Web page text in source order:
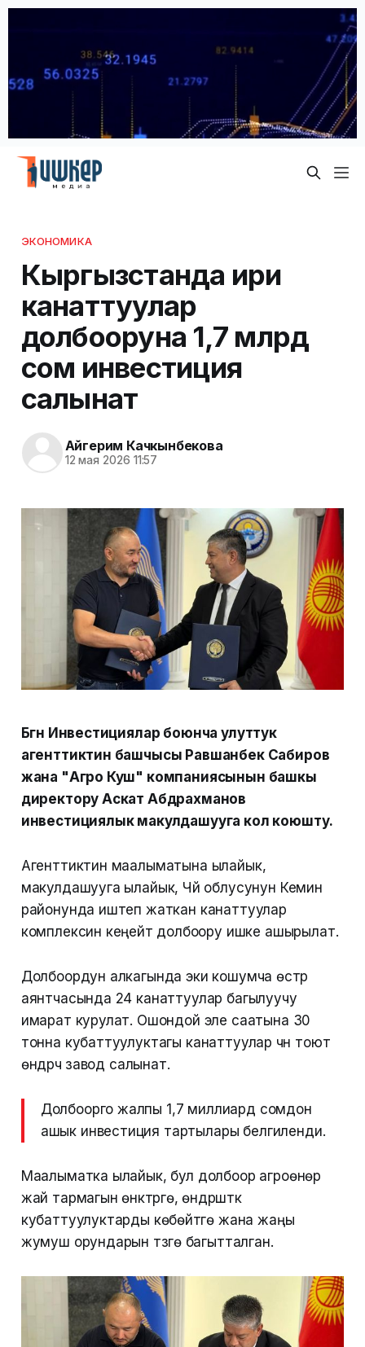
ЭКОНОМИКА
Кыргызстанда ири
канаттуулар
долбооруна 1,7 млрд
сом инвестиция
салынат
Айгерим Качкынбекова
12 мая 2026 11:57
Бүгүн Инвестициялар боюнча улуттук
агенттиктин башчысы Равшанбек Сабиров
жана "Агро Куш" компаниясынын башкы
директору Аскат Абдрахманов
инвестициялык макулдашууга кол коюшту.
Агенттиктин маалыматына ылайык,
макулдашууга ылайык, Чүй облусунун Кемин
районунда иштеп жаткан канаттуулар
комплексин кеңейтүү долбоору ишке ашырылат.
Долбоордун алкагында эки кошумча өстүрүү
аянтчасында 24 канаттуулар багылуучу
имарат курулат. Ошондой эле саатына 30
тонна кубаттуулуктагы канаттуулар үчүн тоют
өндүрүүчү завод салынат.
Долбоорго жалпы 1,7 миллиард сомдон
ашык инвестиция тартылары белгиленди.
Маалыматка ылайык, бул долбоор агроөнөр
жай тармагын өнүктүрүүгө, өндүрүштүк
кубаттуулуктарды көбөйтүүгө жана жаңы
жумуш орундарын түзүүгө багытталган.